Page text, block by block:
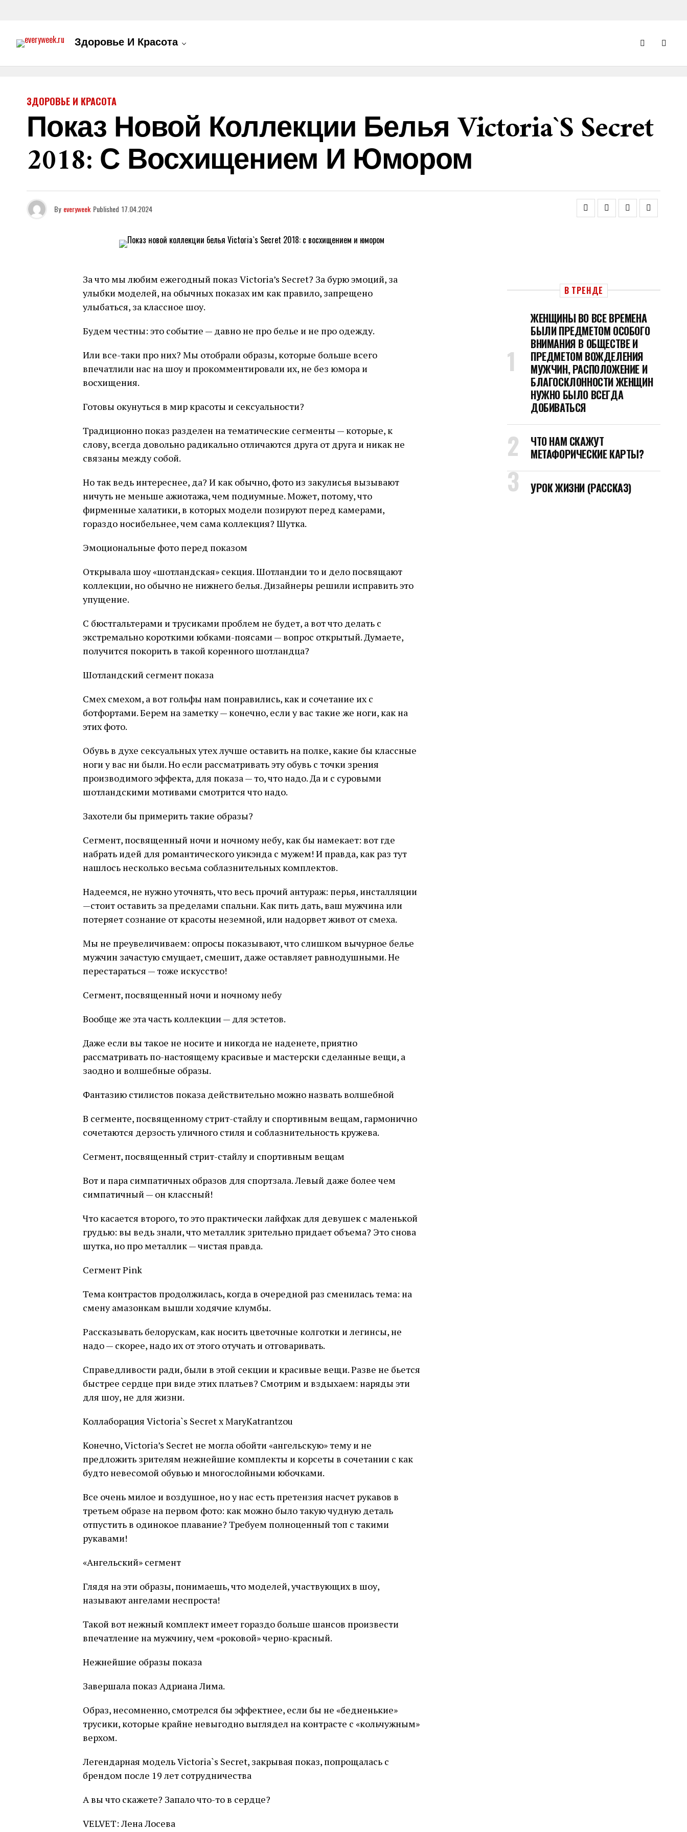
Здоровье И Красота
ЗДОРОВЬЕ И КРАСОТА
Показ Новой Коллекции Белья Victoria`s Secret
2018: С Восхищением И Юмором
By everyweek Published 17.04.2024
За что мы любим ежегодный показ Victoria’s Secret? За бурю эмоций, за
улыбки моделей, на обычных показах им как правило, запрещено
улыбаться, за классное шоу.
Будем честны: это событие — давно не про белье и не про одежду.
Или все-таки про них? Мы отобрали образы, которые больше всего
впечатлили нас на шоу и прокомментировали их, не без юмора и
восхищения.
Готовы окунуться в мир красоты и сексуальности?
Традиционно показ разделен на тематические сегменты — которые, к
слову, всегда довольно радикально отличаются друга от друга и никак не
связаны между собой.
Но так ведь интереснее, да? И как обычно, фото из закулисья вызывают
ничуть не меньше ажиотажа, чем подиумные. Может, потому, что
фирменные халатики, в которых модели позируют перед камерами,
гораздо носибельнее, чем сама коллекция? Шутка.
Эмоциональные фото перед показом
Открывала шоу «шотландская» секция. Шотландии то и дело посвящают
коллекции, но обычно не нижнего белья. Дизайнеры решили исправить это
упущение.
С бюстгальтерами и трусиками проблем не будет, а вот что делать с
экстремально короткими юбками-поясами — вопрос открытый. Думаете,
получится покорить в такой коренного шотландца?
Шотландский сегмент показа
Смех смехом, а вот гольфы нам понравились, как и сочетание их с
ботфортами. Берем на заметку — конечно, если у вас такие же ноги, как на
этих фото.
Обувь в духе сексуальных утех лучше оставить на полке, какие бы классные
ноги у вас ни были. Но если рассматривать эту обувь с точки зрения
производимого эффекта, для показа — то, что надо. Да и с суровыми
шотландскими мотивами смотрится что надо.
Захотели бы примерить такие образы?
Сегмент, посвященный ночи и ночному небу, как бы намекает: вот где
набрать идей для романтического уикэнда с мужем! И правда, как раз тут
нашлось несколько весьма соблазнительных комплектов.
Надеемся, не нужно уточнять, что весь прочий антураж: перья, инсталляции
—стоит оставить за пределами спальни. Как пить дать, ваш мужчина или
потеряет сознание от красоты неземной, или надорвет живот от смеха.
Мы не преувеличиваем: опросы показывают, что слишком вычурное белье
мужчин зачастую смущает, смешит, даже оставляет равнодушными. Не
перестараться — тоже искусство!
Сегмент, посвященный ночи и ночному небу
Вообще же эта часть коллекции — для эстетов.
Даже если вы такое не носите и никогда не наденете, приятно
рассматривать по-настоящему красивые и мастерски сделанные вещи, а
заодно и волшебные образы.
Фантазию стилистов показа действительно можно назвать волшебной
В сегменте, посвященному стрит-стайлу и спортивным вещам, гармонично
сочетаются дерзость уличного стиля и соблазнительность кружева.
Сегмент, посвященный стрит-стайлу и спортивным вещам
Вот и пара симпатичных образов для спортзала. Левый даже более чем
симпатичный — он классный!
Что касается второго, то это практически лайфхак для девушек с маленькой
грудью: вы ведь знали, что металлик зрительно придает объема? Это снова
шутка, но про металлик — чистая правда.
Сегмент Pink
Тема контрастов продолжилась, когда в очередной раз сменилась тема: на
смену амазонкам вышли ходячие клумбы.
Рассказывать белорускам, как носить цветочные колготки и легинсы, не
надо — скорее, надо их от этого отучать и отговаривать.
Справедливости ради, были в этой секции и красивые вещи. Разве не бьется
быстрее сердце при виде этих платьев? Смотрим и вздыхаем: наряды эти
для шоу, не для жизни.
Коллаборация Victoria`s Secret x MaryKatrantzou
Конечно, Victoria’s Secret не могла обойти «ангельскую» тему и не
предложить зрителям нежнейшие комплекты и корсеты в сочетании с как
будто невесомой обувью и многослойными юбочками.
Все очень милое и воздушное, но у нас есть претензия насчет рукавов в
третьем образе на первом фото: как можно было такую чудную деталь
отпустить в одинокое плавание? Требуем полноценный топ с такими
рукавами!
«Ангельский» сегмент
Глядя на эти образы, понимаешь, что моделей, участвующих в шоу,
называют ангелами неспроста!
Такой вот нежный комплект имеет гораздо больше шансов произвести
впечатление на мужчину, чем «роковой» черно-красный.
Нежнейшие образы показа
Завершала показ Адриана Лима.
Образ, несомненно, смотрелся бы эффектнее, если бы не «бедненькие»
трусики, которые крайне невыгодно выглядел на контрасте с «кольчужным»
верхом.
Легендарная модель Victoria`s Secret, закрывая показ, попрощалась с
брендом после 19 лет сотрудничества
А вы что скажете? Запало что-то в сердце?
VELVET: Лена Лосева
В ТРЕНДЕ
ЖЕНЩИНЫ ВО ВСЕ ВРЕМЕНА
БЫЛИ ПРЕДМЕТОМ ОСОБОГО
ВНИМАНИЯ В ОБЩЕСТВЕ И
ПРЕДМЕТОМ ВОЖДЕЛЕНИЯ
МУЖЧИН, РАСПОЛОЖЕНИЕ И
БЛАГОСКЛОННОСТИ ЖЕНЩИН
НУЖНО БЫЛО ВСЕГДА
ДОБИВАТЬСЯ
ЧТО НАМ СКАЖУТ
МЕТАФОРИЧЕСКИЕ КАРТЫ?
УРОК ЖИЗНИ (РАССКАЗ)